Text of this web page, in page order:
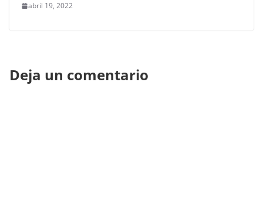
abril 19, 2022
Deja un comentario